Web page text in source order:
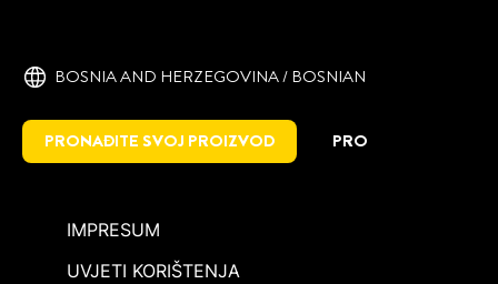
BOSNIA AND HERZEGOVINA / BOSNIAN
PRONAĐITE SVOJ PROIZVOD PRO
IMPRESUM
UVJETI KORIŠTENJA